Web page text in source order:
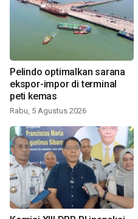
Pelindo optimalkan sarana
ekspor-impor di terminal
peti kemas
Rabu, 5 Agustus 2026